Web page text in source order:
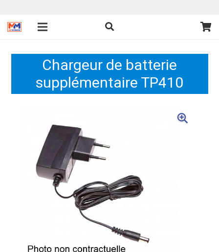
Chargeur de batterie
supplémentaire TP410